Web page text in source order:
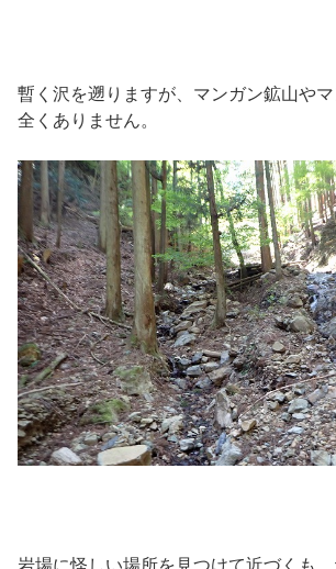
暫く沢を遡りますが、マンガン鉱山や
全くありません。
岩場に怪しい場所を見つけて近づくも、